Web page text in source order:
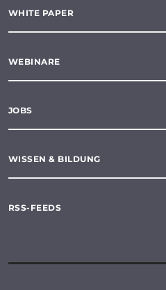
WHITE PAPER
WEBINARE
JOBS
WISSEN & BILDUNG
RSS-FEEDS